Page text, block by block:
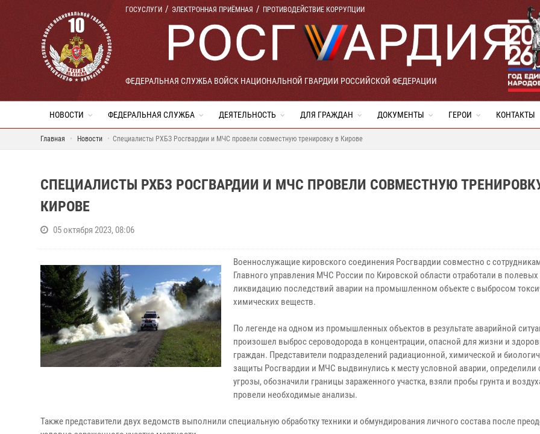
ГОСУСЛУГИ ЭЛЕКТРОННАЯ ПРИЁМНАЯ ПРОТИВОДЕЙСТВИЕ КОРРУПЦИИ
ФЕДЕРАЛЬНАЯ СЛУЖБА ВОЙСК НАЦИОНАЛЬНОЙ ГВАРДИИ РОССИЙСКОЙ ФЕДЕРАЦИИ
НОВОСТИ ФЕДЕРАЛЬНАЯ СЛУЖБА ДЕЯТЕЛЬНОСТЬ ДЛЯ ГРАЖДАН ДОКУМЕНТЫ ГЕРОИ КОНТАКТЫ
Главная Новости Специалисты РХБЗ Росгвардии и МЧС провели совместную тренировку в Кирове
СПЕЦИАЛИСТЫ РХБЗ РОСГВАРДИИ И МЧС ПРОВЕЛИ СОВМЕСТНУЮ
КИРОВЕ
05 октября 2023, 08:06
Военнослужащие кировского соединения Росгвардии совместно с
Главного управления МЧС России по Кировской области отработали в полевых
ликвидацию последствий аварии на промышленном объекте с выбросом
химических веществ.
По легенде на одном из промышленных объектов в результате аварийной
произошел выброс сероводорода в концентрации, опасной для жизни и
граждан. Представители подразделений радиационной, химической и
защиты Росгвардии и МЧС выдвинулись к месту условной аварии, определили
угрозы, обозначили границы зараженного участка, взяли пробы грунта и
провели необходимые анализы.
Также представители двух ведомств выполнили специальную обработку техники и обмундирования личного состава после